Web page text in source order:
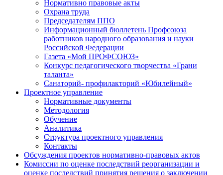
Нормативно правовые акты
Охрана труда
Председателям ППО
Информационный бюллетень Профсоюза
работников народного образования и науки
Российской Федерации
Газета «Мой ПРОФСОЮЗ»
Конкурс педагогического творчества «Грани
таланта»
Санаторий- профилакторий «Юбилейный»
Проектное управление
Нормативные документы
Методология
Обучение
Аналитика
Структура проектного управления
Контакты
Обсуждения проектов нормативно-правовых актов
Комиссии по оценке последствий реорганизации и
оценке последствий принятия решения о заключении